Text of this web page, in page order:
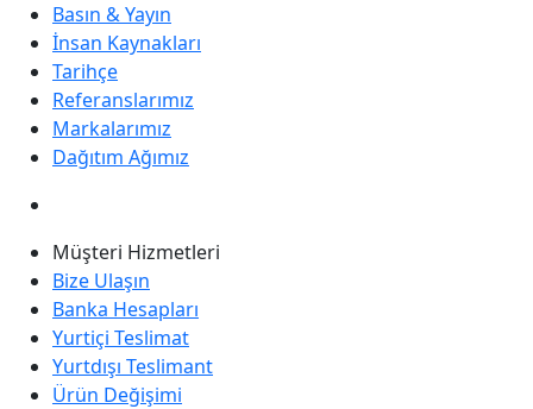
Basın & Yayın
İnsan Kaynakları
Tarihçe
Referanslarımız
Markalarımız
Dağıtım Ağımız
Müşteri Hizmetleri
Bize Ulaşın
Banka Hesapları
Yurtiçi Teslimat
Yurtdışı Teslimant
Ürün Değişimi